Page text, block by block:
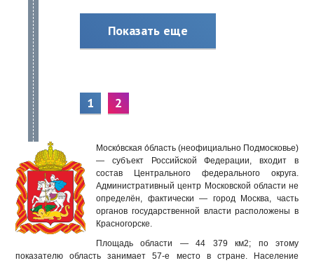
Показать еще
1 2
Моско́вская о́бласть (неофициально Подмосковье)
— субъект Российской Федерации, входит в
состав Центрального федерального округа.
Административный центр Московской области не
определён, фактически — город Москва, часть
органов государственной власти расположены в
Красногорске.
Площадь области — 44 379 км2; по этому
показателю область занимает 57-е место в стране. Население